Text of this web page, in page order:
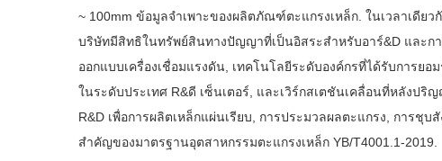
~ 100mm ข้อมูลจำเพาะของผลิตภัณฑ์ตะแกรงเหล็ก. ในเวลาเดียว
บริษัทมีสิทธิในทรัพย์สินทางปัญญาที่เป็นอิสระสำหรับอาร์&D และก
ออกแบบเครื่องเชื่อมแรงดัน, เทคโนโลยีระดับองค์กรที่ได้รับการยอ
ในระดับประเทศ R&ดี เซ็นเตอร์, และเวิร์กสเตชันเคลื่อนที่หลังป
R&D เพื่อการผลิตเหล็กแผ่นเรียบ, การประมวลผลตะแกรง, การ
สำคัญของมาตรฐานอุตสาหกรรมตะแกรงเหล็ก YB/T4001.1-2019.